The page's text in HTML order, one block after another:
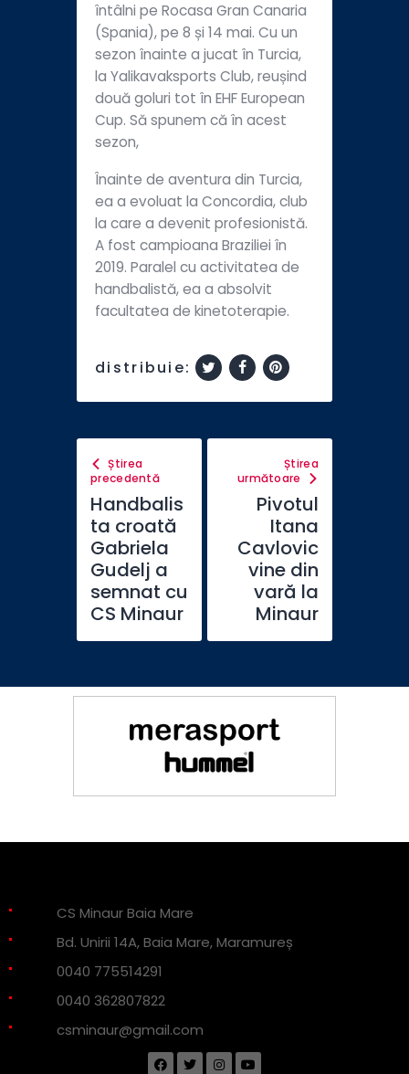
întâlni pe Rocasa Gran Canaria
(Spania), pe 8 și 14 mai. Cu un
sezon înainte a jucat în Turcia,
la Yalikavaksports Club, reușind
două goluri tot în EHF European
Cup. Să spunem că în acest
sezon,
Înainte de aventura din Turcia,
ea a evoluat la Concordia, club
la care a devenit profesionistă.
A fost campioana Braziliei în
2019. Paralel cu activitatea de
handbalistă, ea a absolvit
facultatea de kinetoterapie.
distribuie:
Știrea
precedentă
Handbalis
ta croată
Gabriela
Gudelj a
semnat cu
CS Minaur
Știrea
următoare
Pivotul
Itana
Cavlovic
vine din
vară la
Minaur
CS Minaur Baia Mare
Bd. Unirii 14A, Baia Mare, Maramureș
0040 775514291
0040 362807822
csminaur@gmail.com